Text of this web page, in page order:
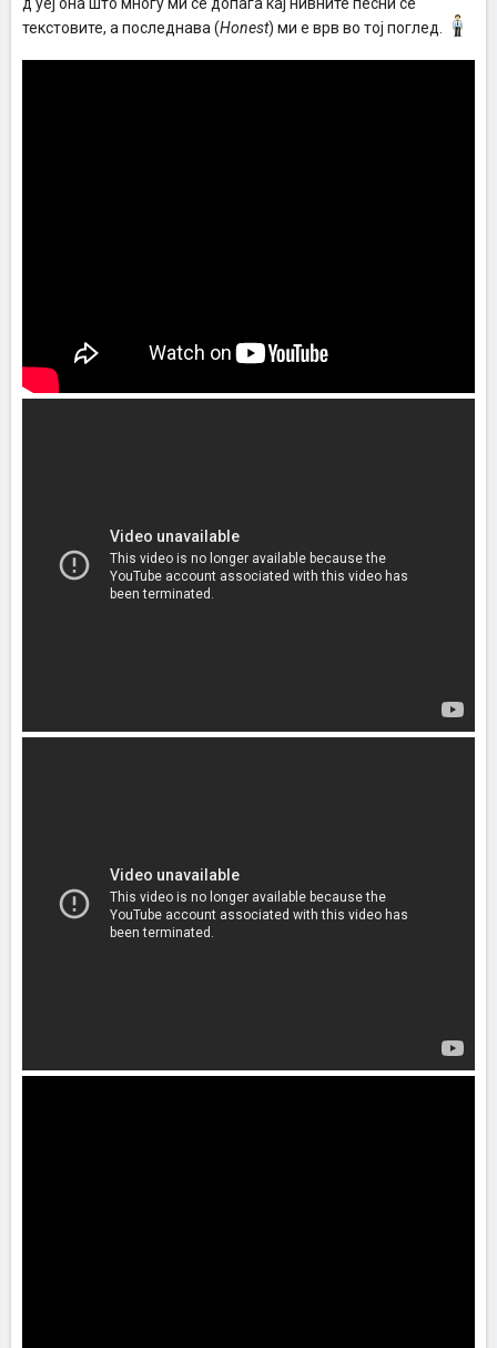
д уеј она што многу ми се допаѓа кај нивните песни се
текстовите, а последнава (Honest) ми е врв во тој поглед.